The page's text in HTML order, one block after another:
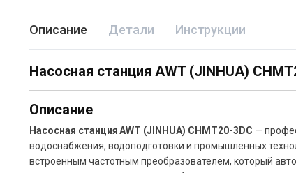
Описание Детали Инструкции
Насосная станция AWT (JINHUA)
Описание
Насосная станция AWT (JINHUA) CHMT20-3DC —
водоснабжения, водоподготовки и промышленных
встроенным частотным преобразователем, который